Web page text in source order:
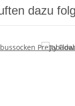
dazu